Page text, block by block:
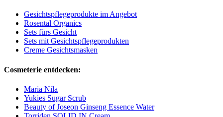
Gesichtspflegeprodukte im Angebot
Rosental Organics
Sets fürs Gesicht
Sets mit Gesichtspflegeprodukten
Creme Gesichtsmasken
Cosmeterie entdecken:
Maria Nila
Yukies Sugar Scrub
Beauty of Joseon Ginseng Essence Water